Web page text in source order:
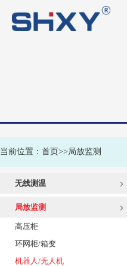
当前位置： 首页>> 局放监测
无线测温
高压柜
局放监测
高压柜
环网柜/箱变
机器人/无人机